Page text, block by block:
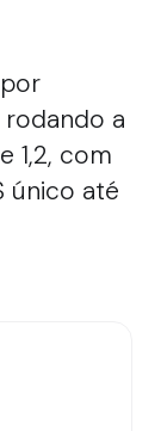
a
1,2, com
único até